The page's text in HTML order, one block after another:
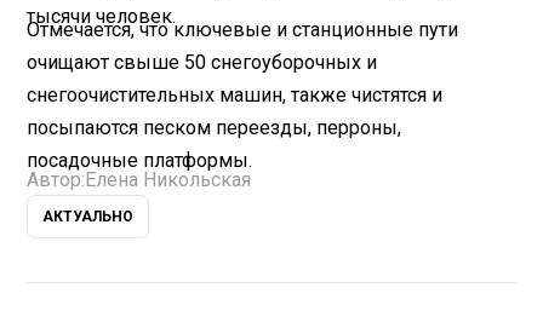
тысячи человек.
Отмечается, что ключевые и станционные пути
очищают свыше 50 снегоуборочных и
снегоочистительных машин, также чистятся и
посыпаются песком переезды, перроны,
посадочные платформы.
Автор: Елена Никольская
АКТУАЛЬНО